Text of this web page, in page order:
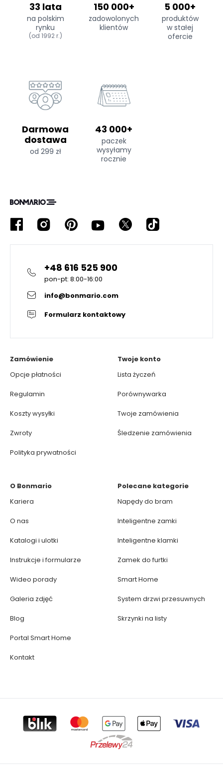
33 lata
na polskim
rynku
(od 1992 r.)
150 000+
zadowolonych
klientów
5 000+
produktów
w stałej
ofercie
Darmowa
dostawa
od 299 zł
43 000+
paczek
wysyłamy
rocznie
+48 616 525 900
pon-pt: 8:00-16:00
info@bonmario.com
Formularz kontaktowy
Zamówienie
Opcje płatności
Regulamin
Koszty wysyłki
Zwroty
Polityka prywatności
Twoje konto
Lista życzeń
Porównywarka
Twoje zamówienia
Śledzenie zamówienia
O Bonmario
Kariera
O nas
Katalogi i ulotki
Instrukcje i formularze
Wideo porady
Galeria zdjęć
Blog
Portal Smart Home
Kontakt
Polecane kategorie
Napędy do bram
Inteligentne zamki
Inteligentne klamki
Zamek do furtki
Smart Home
System drzwi przesuwnych
Skrzynki na listy